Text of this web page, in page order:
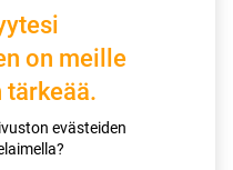
on meille
tärkeää.
evästeiden